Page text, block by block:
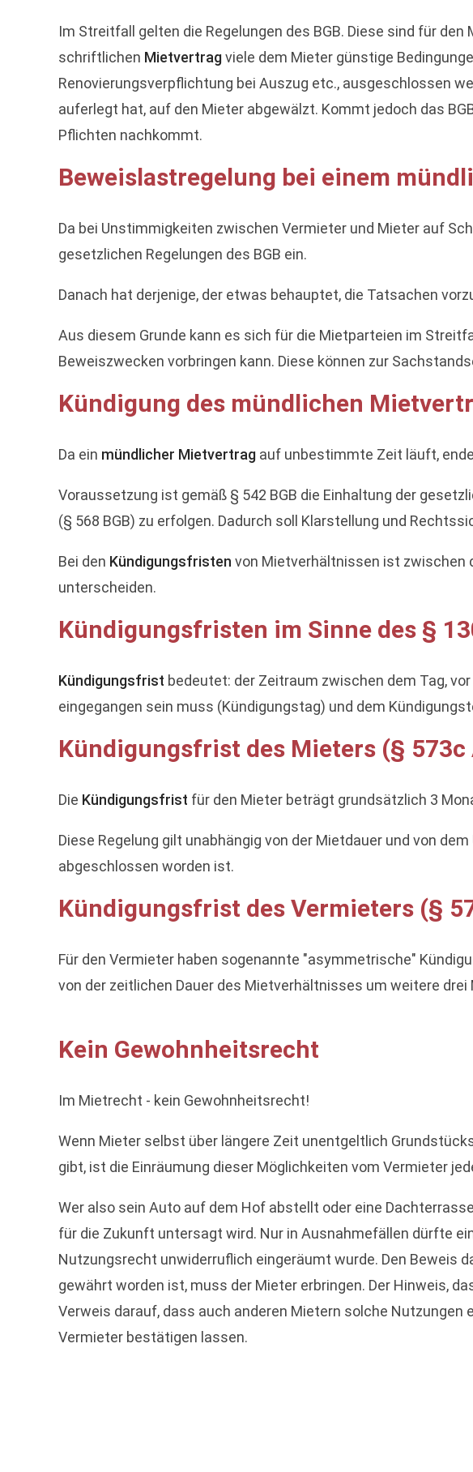
Im Streitfall gelten die Regelungen des BGB. Diese sind für
schriftlichen Mietvertragviele dem Mieter günstige
Renovierungsverpflichtung bei Auszug etc., ausgeschlossen
auferlegt hat, auf den Mieter abgewälzt. Kommt jedoch das
Pflichten nachkommt.
Beweislastregelung bei einem
Da bei Unstimmigkeiten zwischen Vermieter und Mieter auf
gesetzlichen Regelungen des BGB ein.
Danach hat derjenige, der etwas behauptet, die Tatsachen
Aus diesem Grunde kann es sich für die Mietparteien im
Beweiszwecken vorbringen kann. Diese können zur
Kündigung des mündlichen
Da ein mündlicher Mietvertrag auf unbestimmte Zeit läuft,
Voraussetzung ist gemäß § 542 BGB die Einhaltung der
(§ 568 BGB) zu erfolgen. Dadurch soll Klarstellung und
Bei den Kündigungsfristen von Mietverhältnissen ist zwischen
unterscheiden.
Kündigungsfristen im Sinne des §
Kündigungsfrist bedeutet: der Zeitraum zwischen dem Tag,
eingegangen sein muss (Kündigungstag) und dem
Kündigungsfrist des Mieters (§ 573c
Die Kündigungsfrist für den Mieter beträgt grundsätzlich 3
Diese Regelung gilt unabhängig von der Mietdauer und von
abgeschlossen worden ist.
Kündigungsfrist des Vermieters (§
Für den Vermieter haben sogenannte "asymmetrische"
von der zeitlichen Dauer des Mietverhältnisses um weitere
Kein Gewohnheitsrecht
Im Mietrecht - kein Gewohnheitsrecht!
Wenn Mieter selbst über längere Zeit unentgeltlich
gibt, ist die Einräumung dieser Möglichkeiten vom Vermieter
Wer also sein Auto auf dem Hof abstellt oder eine
für die Zukunft untersagt wird. Nur in Ausnahmefällen dürfte
Nutzungsrecht unwiderruflich eingeräumt wurde. Den Beweis
gewährt worden ist, muss der Mieter erbringen. Der Hinweis,
Verweis darauf, dass auch anderen Mietern solche
Vermieter bestätigen lassen.